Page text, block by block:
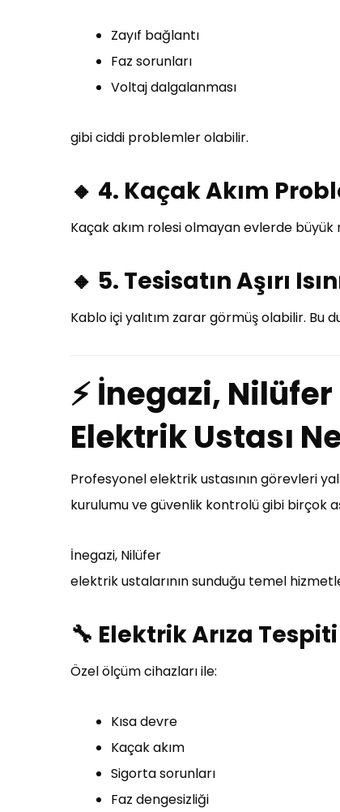
Zayıf bağlantı
Faz sorunları
Voltaj dalgalanması
gibi ciddi problemler olabilir.
🔸 4. Kaçak Akım
Kaçak akım rolesi olmayan evlerde büyük
🔸 5. Tesisatın Aşırı
Kablo içi yalıtım zarar görmüş olabilir. Bu
⚡ İnegazi, Nilüfer
Elektrik Ustası
Profesyonel elektrik ustasının görevleri
kurulumu ve güvenlik kontrolü gibi birçok
İnegazi, Nilüfer
elektrik ustalarının sunduğu temel
🔧 Elektrik Arıza
Özel ölçüm cihazları ile:
Kısa devre
Kaçak akım
Sigorta sorunları
Faz dengesizliği